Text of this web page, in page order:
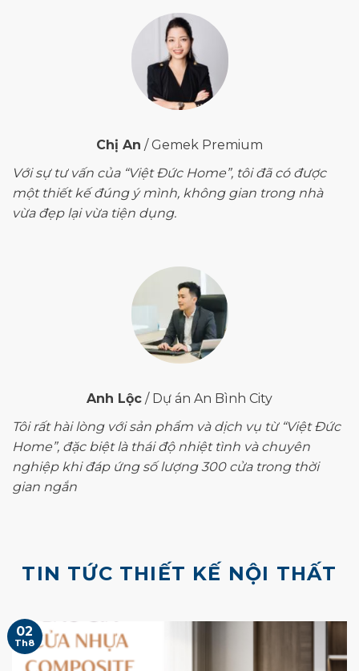
Chị An /Gemek Premium
Với sự tư vấn của “Việt Đức Home”, tôi đã có được
một thiết kế đúng ý mình, không gian trong nhà
vừa đẹp lại vừa tiện dụng.
Anh Lộc / Dự án An Bình City
Tôi rất hài lòng với sản phẩm và dịch vụ từ “Việt Đức
Home”, đặc biệt là thái độ nhiệt tình và chuyên
nghiệp khi đáp ứng số lượng 300 cửa trong thời
gian ngắn
TIN TỨC THIẾT KẾ NỘI THẤT
02
Th8